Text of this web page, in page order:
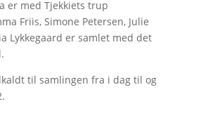
er med Tjekkiets trup
Friis, Simone Petersen, Julie
Lykkegaard er samlet med det
til samlingen fra i dag til og